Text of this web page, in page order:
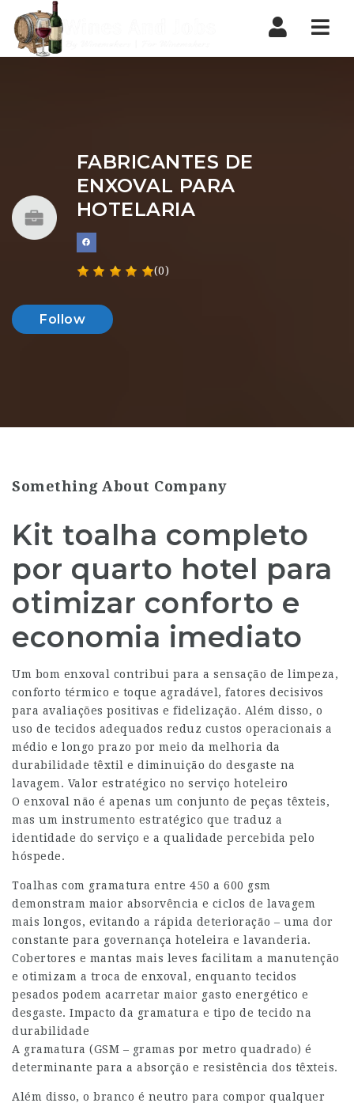
FABRICANTES DE
ENXOVAL PARA
HOTELARIA
(0)
Follow
Something About Company
Kit toalha completo
por quarto hotel para
otimizar conforto e
economia imediato
Um bom enxoval contribui para a sensação de limpeza,
conforto térmico e toque agradável, fatores decisivos
para avaliações positivas e fidelização. Além disso, o
uso de tecidos adequados reduz custos operacionais a
médio e longo prazo por meio da melhoria da
durabilidade têxtil e diminuição do desgaste na
lavagem. Valor estratégico no serviço hoteleiro
O enxoval não é apenas um conjunto de peças têxteis,
mas um instrumento estratégico que traduz a
identidade do serviço e a qualidade percebida pelo
hóspede.
Toalhas com gramatura entre 450 a 600 gsm
demonstram maior absorvência e ciclos de lavagem
mais longos, evitando a rápida deterioração – uma dor
constante para governança hoteleira e lavanderia.
Cobertores e mantas mais leves facilitam a manutenção
e otimizam a troca de enxoval, enquanto tecidos
pesados podem acarretar maior gasto energético e
desgaste. Impacto da gramatura e tipo de tecido na
durabilidade
A gramatura (GSM – gramas por metro quadrado) é
determinante para a absorção e resistência dos têxteis.
Além disso, o branco é neutro para compor qualquer